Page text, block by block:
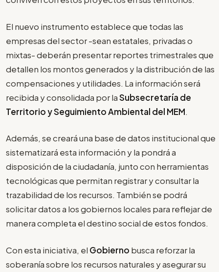
El nuevo instrumento establece que todas las
empresas del sector -sean estatales, privadas o
mixtas- deberán presentar reportes trimestrales que
detallen los montos generados y la distribución de las
compensaciones y utilidades. La información será
recibida y consolidada por laSubsecretaría de
Territorio y Seguimiento Ambiental del MEM.
Además, se creará una base de datos institucional que
sistematizará esta información y la pondrá a
disposición de la ciudadanía, junto con herramientas
tecnológicas que permitan registrar y consultar la
trazabilidad de los recursos. También se podrá
solicitar datos a los gobiernos locales para reflejar de
manera completa el destino social de estos fondos.
Con esta iniciativa, el Gobierno busca reforzar la
soberanía sobre los recursos naturales y asegurar su